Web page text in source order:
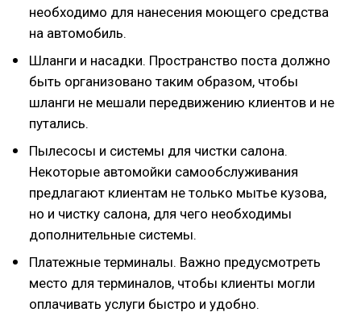
необходимо для нанесения моющего средства
на автомобиль.
Шланги и насадки. Пространство поста должно
быть организовано таким образом, чтобы
шланги не мешали передвижению клиентов и не
путались.
Пылесосы и системы для чистки салона.
Некоторые автомойки самообслуживания
предлагают клиентам не только мытье кузова,
но и чистку салона, для чего необходимы
дополнительные системы.
Платежные терминалы. Важно предусмотреть
место для терминалов, чтобы клиенты могли
оплачивать услуги быстро и удобно.